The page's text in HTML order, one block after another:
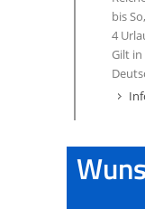
bis
4
Gilt